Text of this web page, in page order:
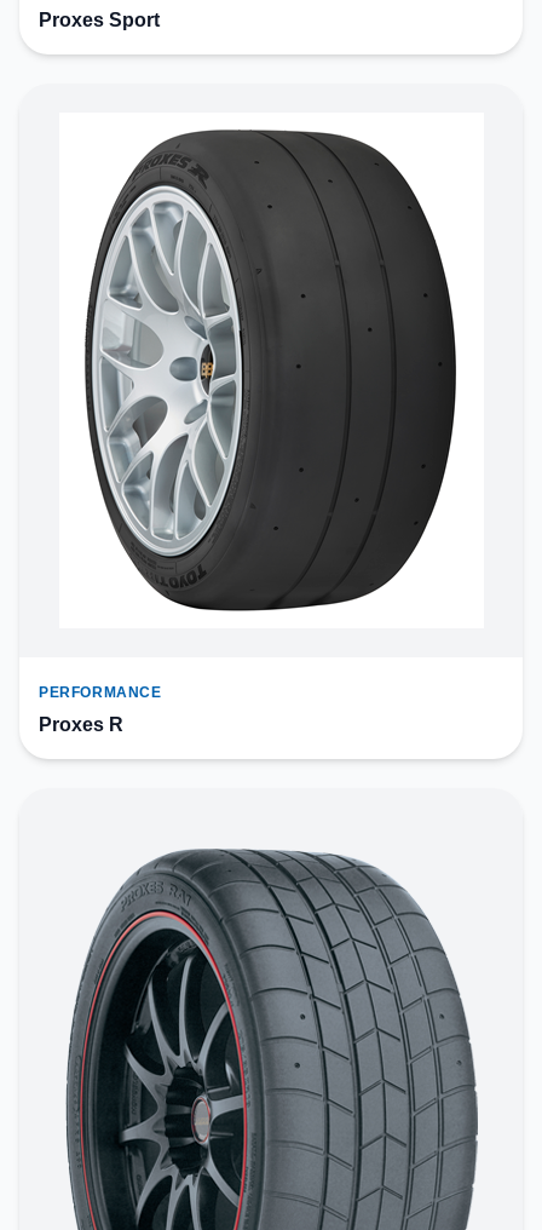
Proxes Sport
PERFORMANCE
Proxes R